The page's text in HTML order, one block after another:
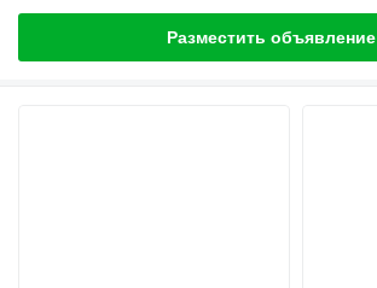
Разместить объявление